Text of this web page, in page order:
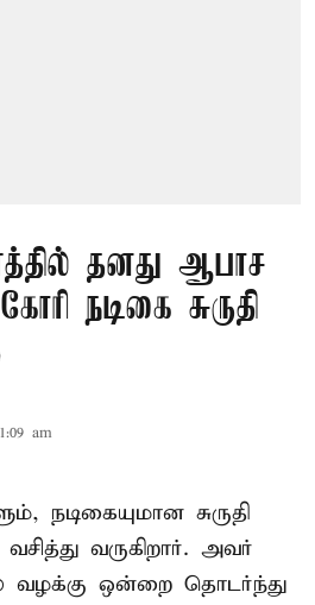
தனது ஆபாச
நடிகை சுருதி
am
நடிகையுமான சுருதி
வருகிறார். அவர்
வழக்கு ஒன்றை தொடர்ந்து